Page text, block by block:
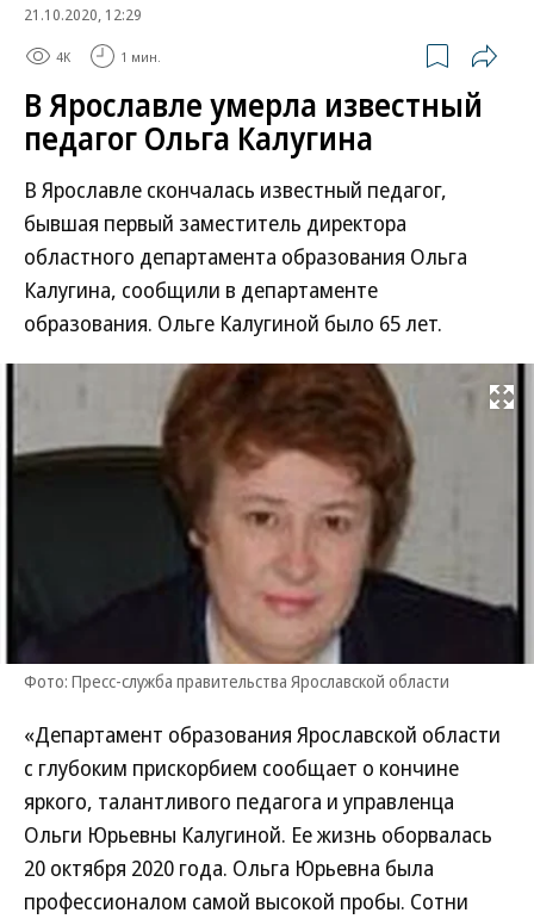
21.10.2020, 12:29
4K 1 мин.
В Ярославле умерла известный
педагог Ольга Калугина
В Ярославле скончалась известный педагог,
бывшая первый заместитель директора
областного департамента образования Ольга
Калугина, сообщили в департаменте
образования. Ольге Калугиной было 65 лет.
Развернуть
Фото: Пресс-служба правительства Ярославской области
«Департамент образования Ярославской области
с глубоким прискорбием сообщает о кончине
яркого, талантливого педагога и управленца
Ольги Юрьевны Калугиной. Ее жизнь оборвалась
20 октября 2020 года. Ольга Юрьевна была
профессионалом самой высокой пробы. Сотни